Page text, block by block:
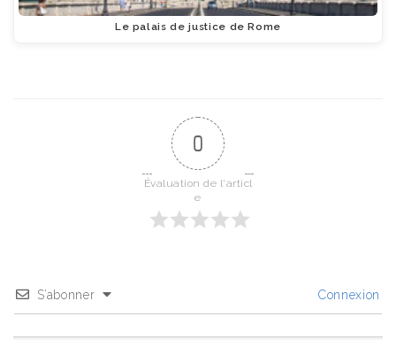
Le palais de justice de Rome
0
Évaluation de l'articl
e
S’abonner Connexion